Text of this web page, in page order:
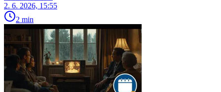
2. 6. 2026, 15:55
2 min